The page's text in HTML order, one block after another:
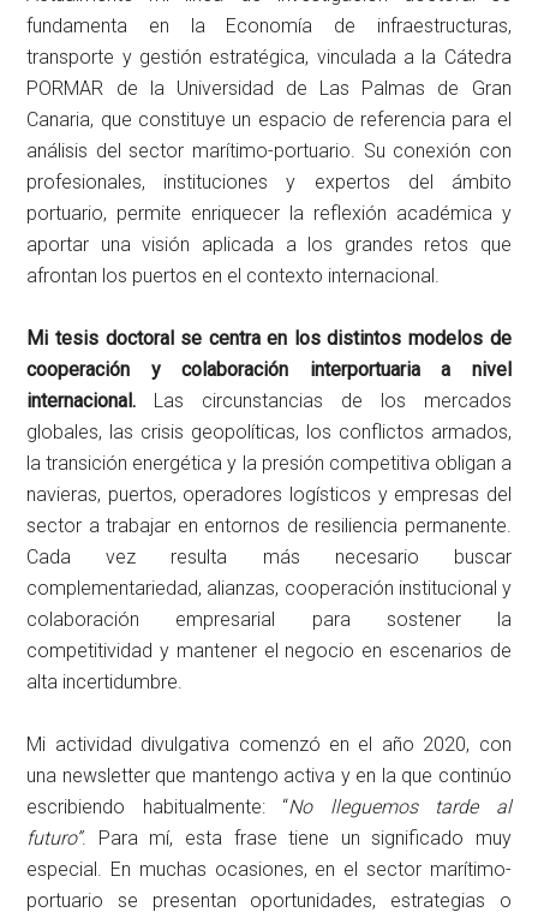
fundamenta en la Economía de infraestructuras,
transporte y gestión estratégica, vinculada a la Cátedra
PORMAR de la Universidad de Las Palmas de Gran
Canaria, que constituye un espacio de referencia para el
análisis del sector marítimo-portuario. Su conexión con
profesionales, instituciones y expertos del ámbito
portuario, permite enriquecer la reflexión académica y
aportar una visión aplicada a los grandes retos que
afrontan los puertos en el contexto internacional.
Mi tesis doctoral se centra en los distintos modelos de
cooperación y colaboración interportuaria a nivel
internacional. Las circunstancias de los mercados
globales, las crisis geopolíticas, los conflictos armados,
la transición energética y la presión competitiva obligan a
navieras, puertos, operadores logísticos y empresas del
sector a trabajar en entornos de resiliencia permanente.
Cada vez resulta más necesario buscar
complementariedad, alianzas, cooperación institucional y
colaboración empresarial para sostener la
competitividad y mantener el negocio en escenarios de
alta incertidumbre.
Mi actividad divulgativa comenzó en el año 2020, con
una newsletter que mantengo activa y en la que continúo
escribiendo habitualmente: “No lleguemos tarde al
futuro”. Para mí, esta frase tiene un significado muy
especial. En muchas ocasiones, en el sector marítimo-
portuario se presentan oportunidades, estrategias o